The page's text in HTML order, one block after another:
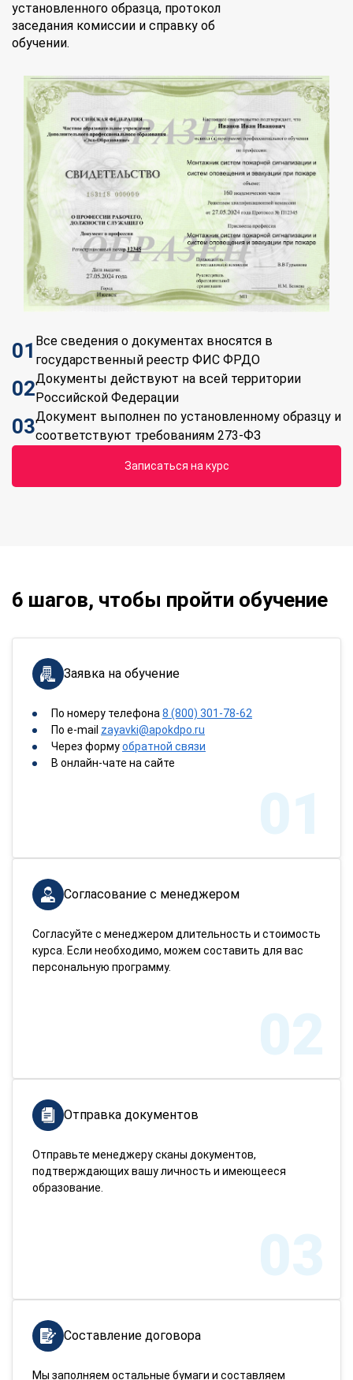
установленного образца, протокол
заседания комиссии и справку об
обучении.
01 Все сведения о документах вносятся в
государственный реестр ФИС ФРДО
02Документы действуют на всей территории
Российской Федерации
03Документ выполнен по установленному образцу и
соответствуют требованиям 273-ФЗ
Записаться на курс
6 шагов, чтобы пройти обучение
Заявка на обучение
По номеру телефона 8 (800) 301-78-62
По e-mail zayavki@apokdpo.ru
Через формуобратной связи
В онлайн-чате на сайте
01
Согласование с менеджером
Согласуйте с менеджером длительность и стоимость
курса. Если необходимо, можем составить для вас
персональную программу.
02
Отправка документов
Отправьте менеджеру сканы документов,
подтверждающих вашу личность и имеющееся
образование.
03
Составление договора
Мы заполняем остальные бумаги и составляем